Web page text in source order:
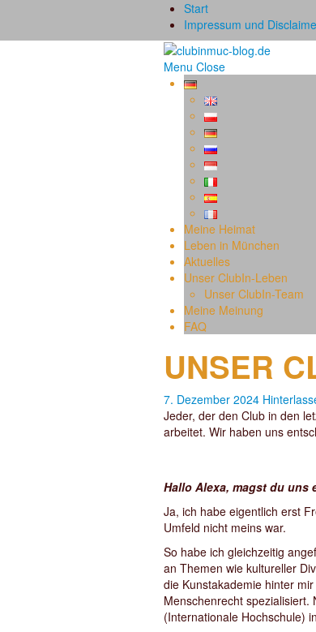
Start
Impressum und
Menu Close
Meine Heimat
Leben in München
Aktuelles
Unser ClubIn-Leben
Unser ClubIn-Team
Meine Meinung
FAQ
UNSER
7. Dezember 2024
Jeder, der den Club in den
arbeitet. Wir haben uns
Hallo Alexa, magst du uns
Ja, ich habe eigentlich erst
Umfeld nicht meins war.
So habe ich gleichzeitig
an Themen wie kultureller
die Kunstakademie hinter
Menschenrecht
(Internationale Hochschule)